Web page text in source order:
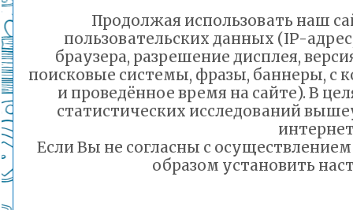
Порядок предоставления льготного
малоимущих семей
Подробнее...
Горячая линия по вопросам школьного
30-21
В школе №2 города
Читы состоялось
успешное проведение
культурно-
образовательного
названием «Пою тебе,
Чита — моё
В
мама, я
Продолжая использовать наш
пользовательских данных (IP-
браузера, разрешение дисплея,
поисковые системы, фразы, баннеры, с
и проведённое время на сайте). В
статистических исследований
Если Вы не согласны с
образом установить